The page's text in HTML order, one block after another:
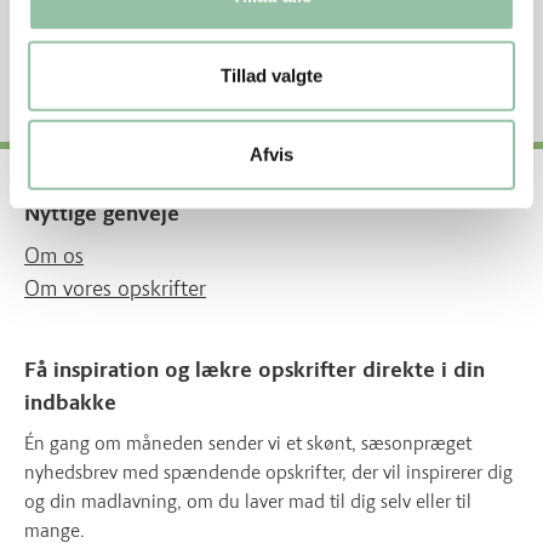
Tillad valgte
Afvis
Fedt 31%
Nyttige genveje
Om os
Om vores opskrifter
Få inspiration og lækre opskrifter direkte i din
indbakke
Én gang om måneden sender vi et skønt, sæsonpræget
nyhedsbrev med spændende opskrifter, der vil inspirerer dig
og din madlavning, om du laver mad til dig selv eller til
mange.